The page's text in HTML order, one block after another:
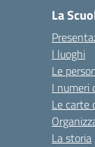
La
I luoghi
Le
I numeri
Le carte
La storia